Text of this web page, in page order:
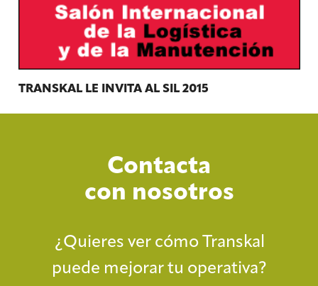
TRANSKAL LE INVITA AL SIL 2015
Contacta
con nosotros
¿Quieres ver cómo Transkal
puede mejorar tu operativa?